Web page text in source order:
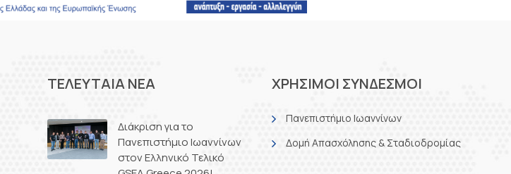
ΤΕΛΕΥΤΑΊΑ ΝΈΑ
Διάκριση για το
Πανεπιστήμιο Ιωαννίνων
στον Ελληνικό Τελικό
ΧΡΗΣΙΜΟΙ ΣΥΝΔΕΣΜΟΙ
Πανεπιστήμιο Ιωαννίνων
Δομή Απασχόλησης & Σταδιοδρομίας